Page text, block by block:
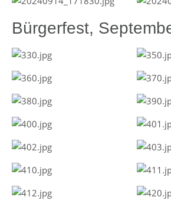
Bürgerfest,